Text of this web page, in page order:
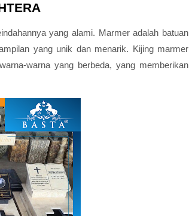
yang alami. Marmer adalah batuan
yang unik dan menarik. Kijing marmer
warna yang berbeda, yang memberikan